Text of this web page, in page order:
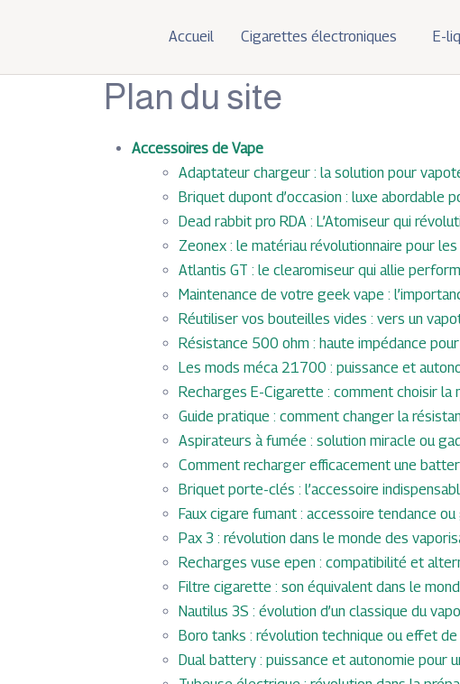
E-
Cigarettes électroniques
Accueil
Plan du site
Accessoires de Vape
Adaptateur chargeur : la solution pour
Briquet dupont d’occasion : luxe abordable
Dead rabbit pro RDA : L’Atomiseur qui
Zeonex : le matériau révolutionnaire pour
Atlantis GT : le clearomiseur qui allie
Maintenance de votre geek vape :
Réutiliser vos bouteilles vides : vers un
Résistance 500 ohm : haute impédance
Les mods méca 21700 : puissance et
Recharges E-Cigarette : comment choisir la
Guide pratique : comment changer la
Aspirateurs à fumée : solution miracle ou
Comment recharger efficacement une
Briquet porte-clés : l’accessoire
Faux cigare fumant : accessoire tendance
Pax 3 : révolution dans le monde des
Recharges vuse epen : compatibilité et
Filtre cigarette : son équivalent dans le
Nautilus 3S : évolution d’un classique du
Boro tanks : révolution technique ou effet
Dual battery : puissance et autonomie pour